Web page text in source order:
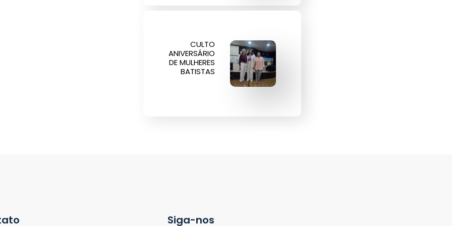
CULTO
ANIVERSÁRIO
DE MULHERES
BATISTAS
Siga-nos